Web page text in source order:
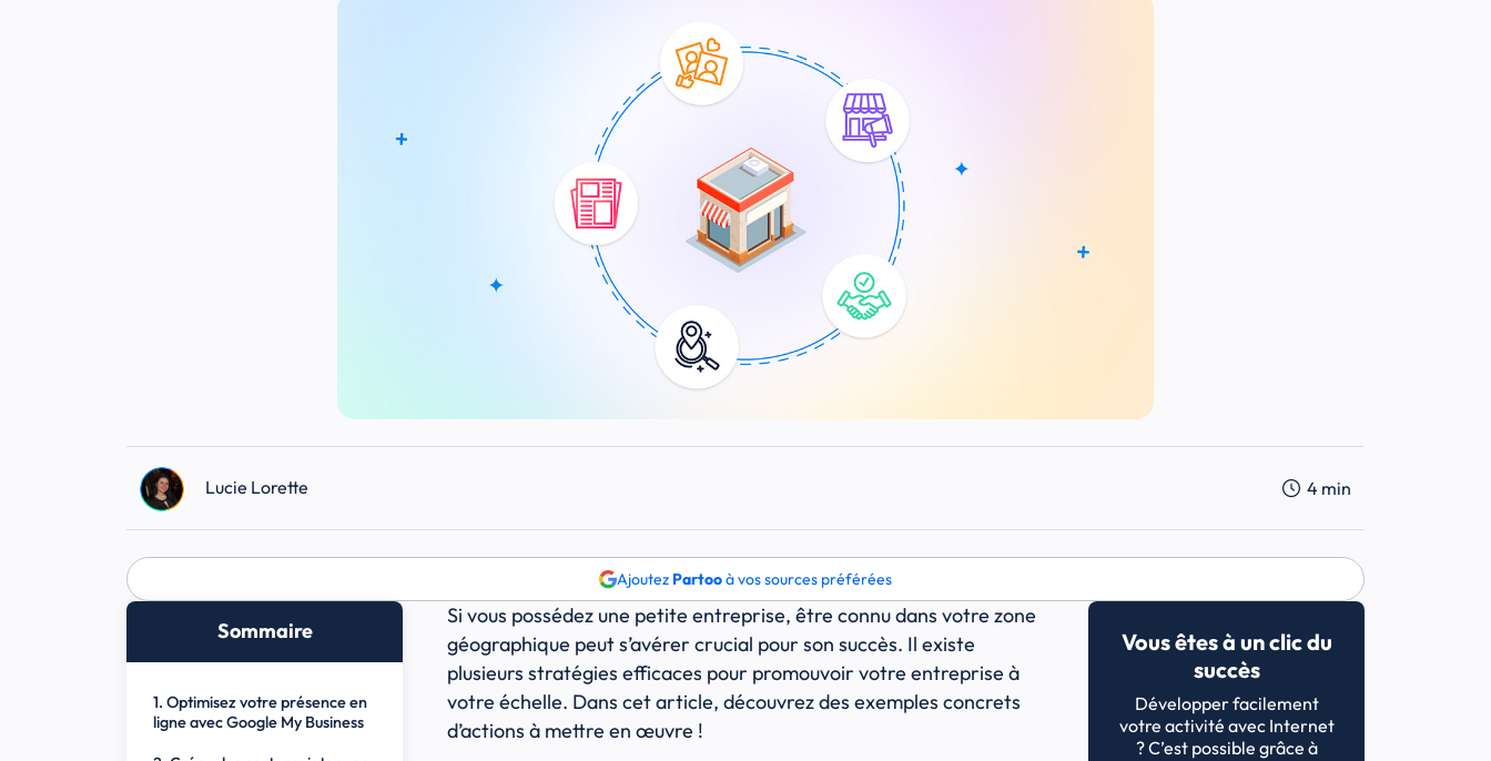
Lucie Lorette 4 min
Ajoutez Partooà vos sources préférées
Sommaire
1. Optimisez votre présence en
ligne avec Google My Business
Si vous possédez une petite entreprise, être connu dans votre zone
géographique peut s’avérer crucial pour son succès. Il existe
plusieurs stratégies efficaces pour promouvoir votre entreprise à
votre échelle. Dans cet article, découvrez des exemples concrets
d’actions à mettre en œuvre !
Vous êtes à un clic du
succès
Développer facilement
votre activité avec Internet
? C’est possible grâce à